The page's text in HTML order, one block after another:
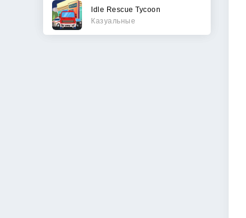
Idle Rescue Tycoon
Казуальные